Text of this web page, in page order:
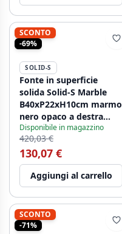
SCONTO
-69%
SOLID-S
Fonte in superficie
solida Solid-S Marble
B40xP22xH10cm marmo
nero opaco a destra
senza foro per rubinetto
1208954635
Disponibile in magazzino
420,03 €
130,07 €
Aggiungi al carrello
SCONTO
-71%